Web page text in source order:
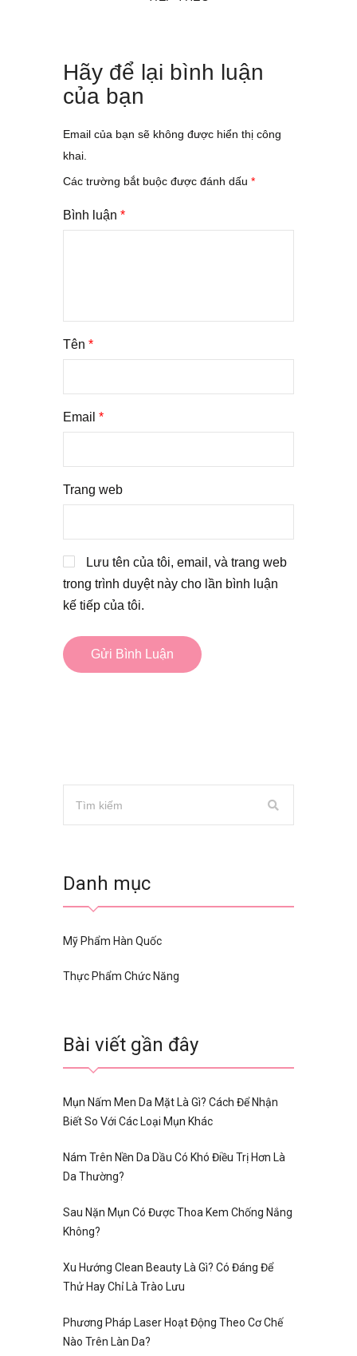
Hãy để lại bình luận
của bạn
Email của bạn sẽ không được hiển thị công
khai.
Các trường bắt buộc được đánh dấu *
Bình luận *
Tên *
Email *
Trang web
Lưu tên của tôi, email, và trang web
trong trình duyệt này cho lần bình luận
kế tiếp của tôi.
Danh mục
Mỹ Phẩm Hàn Quốc
Thực Phẩm Chức Năng
Bài viết gần đây
Mụn Nấm Men Da Mặt Là Gì? Cách Để Nhận
Biết So Với Các Loại Mụn Khác
Nám Trên Nền Da Dầu Có Khó Điều Trị Hơn Là
Da Thường?
Sau Nặn Mụn Có Được Thoa Kem Chống Nắng
Không?
Xu Hướng Clean Beauty Là Gì? Có Đáng Để
Thử Hay Chỉ Là Trào Lưu
Phương Pháp Laser Hoạt Động Theo Cơ Chế
Nào Trên Làn Da?